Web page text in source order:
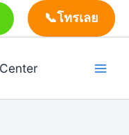
📞โทรเลย